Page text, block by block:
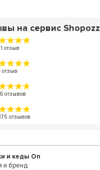
на сервис Shopozz
отзыв
отзыв
отзывов
отзывов
и кеды On
и бренд